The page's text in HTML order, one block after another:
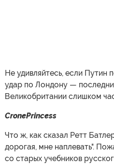
Не удивляйтесь, если Путин
удар по Лондону —
Великобритании слишком
CronePrincess
Что ж, как сказал Ретт
дорогая, мне наплевать".
со старых учебников